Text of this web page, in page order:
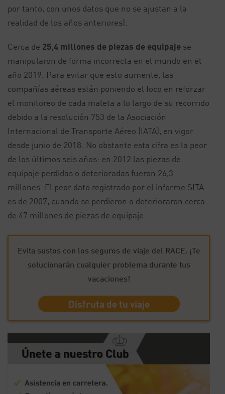
por tanto, con unos datos que no se ajustan a la
realidad de los años anteriores).
Cerca de 25,4 millones de piezas de equipaje se
manipularon de forma incorrecta en el mundo en el
año 2019. Para evitar que esto aumente, las
compañías aéreas están poniendo el foco en reforzar
el monitoreo de cada maleta a lo largo de su recorrido
debido a la resolución 753 de la Asociación
Internacional de Transporte Aéreo (IATA), en vigor
desde junio de 2018. No obstante esta cifra es la peor
de los últimos seis años: en 2012 las piezas de
equipaje perdidas o deterioradas fueron 26,3
millones. El peor dato registrado por el informe SITA
es de 2007, cuando se perdieron o deterioraron cerca
de 47 millones de piezas de equipaje.
Evita sustos con los seguros de viaje del RACE. ¡Te
solucionarán cualquier problema durante tus
vacaciones!
Disfruta de tu viaje